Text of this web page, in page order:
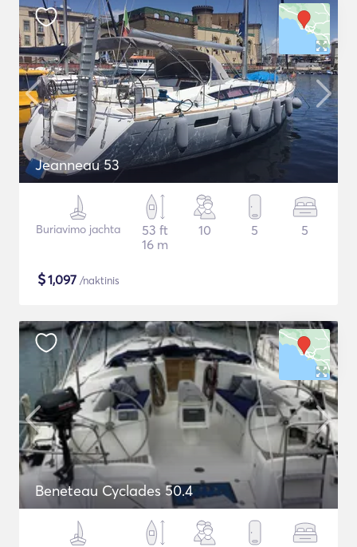
Jeanneau 53
Buriavimo jachta
53 ft
16 m
10 5 5
$1,097 /naktinis
Beneteau Cyclades 50.4